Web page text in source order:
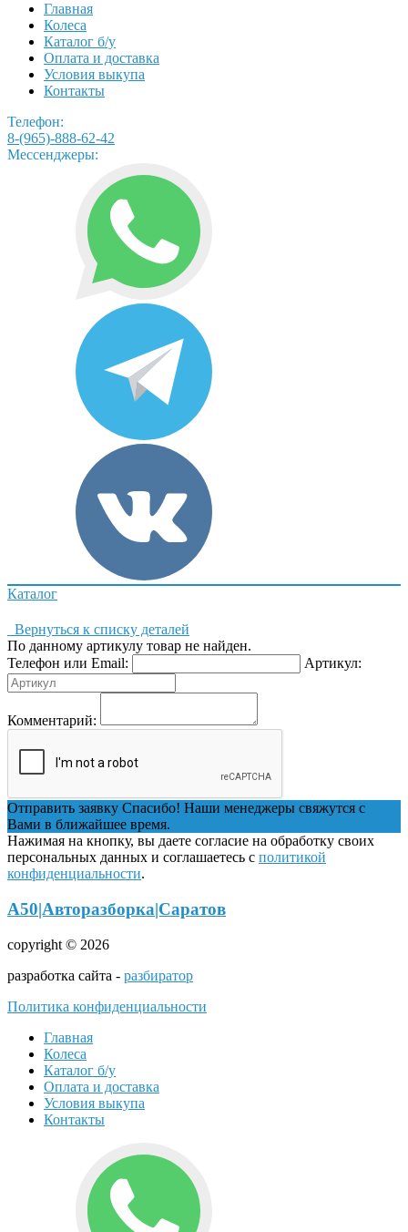
Главная
Колеса
Каталог б/у
Оплата и доставка
Условия выкупа
Контакты
Телефон:
8-(965)-888-62-42
Мессенджеры:
Каталог
Вернуться к списку деталей
По данному артикулу товар не найден.
Телефон или Email:
Артикул:
Комментарий:
Отправить заявку Спасибо! Наши менеджеры свяжутся с
Вами в ближайшее время.
Нажимая на кнопку, вы даете согласие на обработку своих
персональных данных и соглашаетесь с политикой
конфиденциальности.
А50|Авторазборка|Саратов
copyright © 2026
разработка сайта - разбиратор
Политика конфиденциальности
Главная
Колеса
Каталог б/у
Оплата и доставка
Условия выкупа
Контакты